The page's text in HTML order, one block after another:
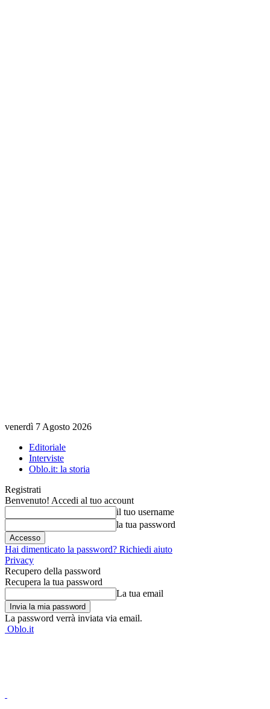
venerdì 7 Agosto 2026
Editoriale
Interviste
Oblo.it: la storia
Registrati
Benvenuto! Accedi al tuo account
il tuo username
la tua password
Hai dimenticato la password? Richiedi aiuto
Privacy
Recupero della password
Recupera la tua password
La tua email
La password verrà inviata via email.
Oblo.it